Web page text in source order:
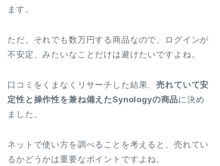
ます。
ただ、それでも数万円する商品なので、ログインが
不安定、みたいなことだけは避けたいですよね。
口コミをくまなくリサーチした結果、売れていて安
定性と操作性を兼ね備えたSynologyの商品に決め
ました。
ネットで使い方を調べることを考えると、売れてい
るかどうかは重要なポイントですよね。